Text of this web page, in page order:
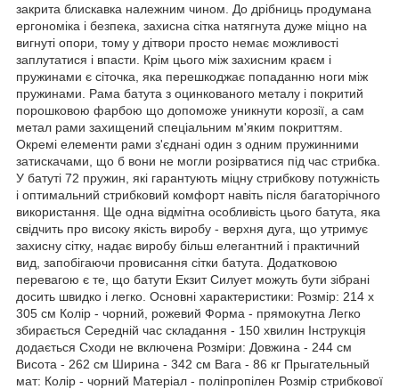
закрита блискавка належним чином. До дрібниць продумана
ергономіка і безпека, захисна сітка натягнута дуже міцно на
вигнуті опори, тому у дітвори просто немає можливості
заплутатися і впасти. Крім цього між захисним краєм і
пружинами є сіточка, яка перешкоджає попаданню ноги між
пружинами. Рама батута з оцинкованого металу і покритий
порошковою фарбою що допоможе уникнути корозії, а сам
метал рами захищений спеціальним м'яким покриттям.
Окремі елементи рами з'єднані один з одним пружинними
затискачами, що б вони не могли розірватися під час стрибка.
У батуті 72 пружин, які гарантують міцну стрибкову потужність
і оптимальний стрибковий комфорт навіть після багаторічного
використання. Ще одна відмітна особливість цього батута, яка
свідчить про високу якість виробу - верхня дуга, що утримує
захисну сітку, надає виробу більш елегантний і практичний
вид, запобігаючи провисання сітки батута. Додатковою
перевагою є те, що батути Екзит Силует можуть бути зібрані
досить швидко і легко. Основні характеристики: Розмір: 214 х
305 см Колір - чорний, рожевий Форма - прямокутна Легко
збирається Середній час складання - 150 хвилин Інструкція
додається Сходи не включена Розміри: Довжина - 244 см
Висота - 262 см Ширина - 342 см Вага - 86 кг Прыгательный
мат: Колір - чорний Матеріал - поліпропілен Розмір стрибкової